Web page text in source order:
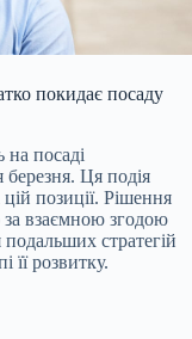
покидає посаду
на посаді
березня. Ця подія
позиції. Рішення
взаємною згодою
стратегій
її розвитку.